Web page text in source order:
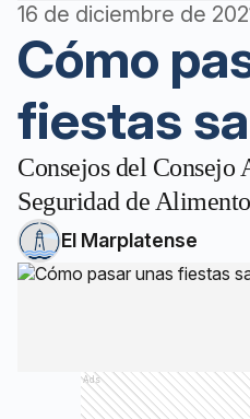
16 de diciembre de
Cómo
fiestas
Consejos del Consejo
Seguridad de
El Marplatense
Ads